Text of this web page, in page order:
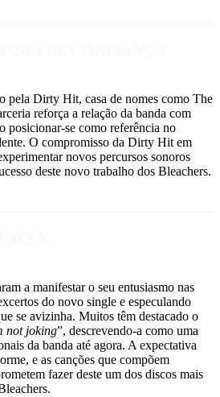
pela Dirty Hit, casa de nomes como The
reforça a relação da banda com
posicionar-se como referência no
O compromisso da Dirty Hit em
novos percursos sonoros
deste novo trabalho dos Bleachers.
a manifestar o seu entusiasmo nas
do novo single e especulando
se avizinha. Muitos têm destacado o
not joking”, descrevendo-a como uma
da banda até agora. A expectativa
e as canções que compõem
fazer deste um dos discos mais